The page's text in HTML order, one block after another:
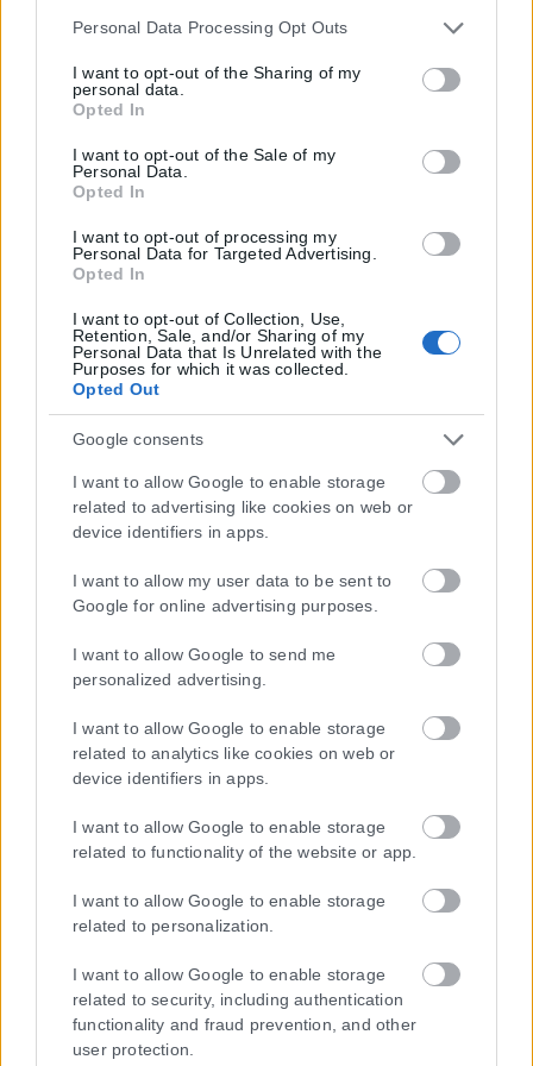
Please note that this website/app uses one or more Google
but not limited to your visit or usage behaviour. You may
click to grant or deny consent to Google and its third-party
tags to use your data for below specified purposes in below
Google consent section.
Personal Data Processing Opt Outs
I want to opt-out of the Sharing of my
personal data.
Opted In
I want to opt-out of the Sale of my
Personal Data.
Opted In
I want to opt-out of processing my
Personal Data for Targeted Advertising.
Opted In
I want to opt-out of Collection, Use,
Retention, Sale, and/or Sharing of my
Personal Data that Is Unrelated with the
Purposes for which it was collected.
Opted Out
Google consents
I want to allow Google to enable storage
related to advertising like cookies on web or
device identifiers in apps.
I want to allow my user data to be sent to
Google for online advertising purposes.
I want to allow Google to send me
personalized advertising.
I want to allow Google to enable storage
related to analytics like cookies on web or
device identifiers in apps.
I want to allow Google to enable storage
related to functionality of the website or app.
I want to allow Google to enable storage
related to personalization.
I want to allow Google to enable storage
related to security, including authentication
functionality and fraud prevention, and other
user protection.
Η εταιρεία με την επωνυμία “POLITICAL MEDIA GROUP A.E.” και κατ’
επέκταση η ιστοσελίδα που κατέχει αυτή “www.karfitsa.gr”
1ης Μαρτίου 2018 σχετικά με τα μέτρα για την αποτελεσματική
αντιμετώπιση του παράνομου περιεχομένου στο διαδίκτυο (L 63).
Μοναδικός αριθμός Μ.Η.Τ. 262048
ΤΑ ΠΡΩΤΟΣΕΛΙΔΑ ΣΗΜΕΡΑ